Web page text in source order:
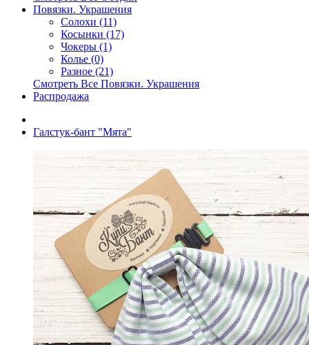
Повязки. Украшения
Солохи (11)
Косынки (17)
Чокеры (1)
Колье (0)
Разное (21)
Смотреть Все Повязки. Украшения
Распродажа
Галстук-бант "Мята"